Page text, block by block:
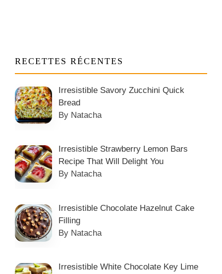
RECETTES RÉCENTES
Irresistible Savory Zucchini Quick
Bread
By Natacha
Irresistible Strawberry Lemon Bars
Recipe That Will Delight You
By Natacha
Irresistible Chocolate Hazelnut Cake
Filling
By Natacha
Irresistible White Chocolate Key Lime